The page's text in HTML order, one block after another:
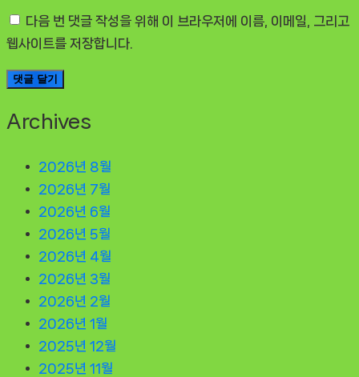
다음 번 댓글 작성을 위해 이 브라우저에 이름, 이메일, 그리고
웹사이트를 저장합니다.
Archives
2026년 8월
2026년 7월
2026년 6월
2026년 5월
2026년 4월
2026년 3월
2026년 2월
2026년 1월
2025년 12월
2025년 11월